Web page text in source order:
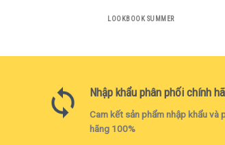
LOOKBOOK SUMMER
Nhập khẩu phân phối chính
Cam kết sản phẩm nhập khẩu và
hãng 100%